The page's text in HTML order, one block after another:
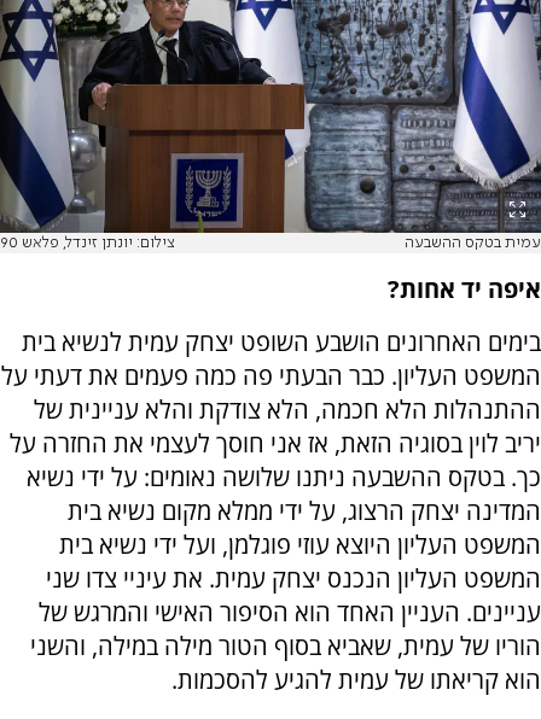
עמית בטקס ההשבעה צילום: יונתן זינדל, פלאש 90
איפה יד אחות?
בימים האחרונים הושבע השופט יצחק עמית לנשיא בית
המשפט העליון. כבר הבעתי פה כמה פעמים את דעתי על
ההתנהלות הלא חכמה, הלא צודקת והלא עניינית של
יריב לוין בסוגיה הזאת, אז אני חוסך לעצמי את החזרה על
כך. בטקס ההשבעה ניתנו שלושה נאומים: על ידי נשיא
המדינה יצחק הרצוג, על ידי ממלא מקום נשיא בית
המשפט העליון היוצא עוזי פוגלמן, ועל ידי נשיא בית
המשפט העליון הנכנס יצחק עמית. את עיניי צדו שני
עניינים. העניין האחד הוא הסיפור האישי והמרגש של
הוריו של עמית, שאביא בסוף הטור מילה במילה, והשני
הוא קריאתו של עמית להגיע להסכמות.